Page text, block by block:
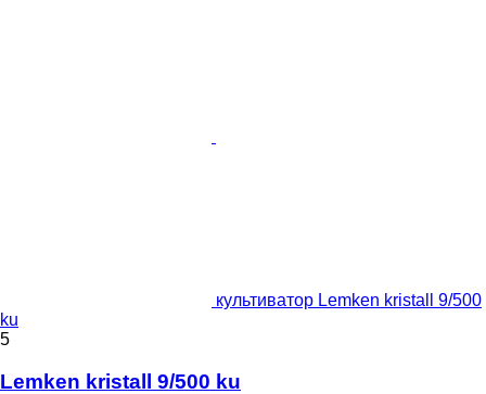
культиватор Lemken kristall 9/500
ku
5
Lemken kristall 9/500 ku